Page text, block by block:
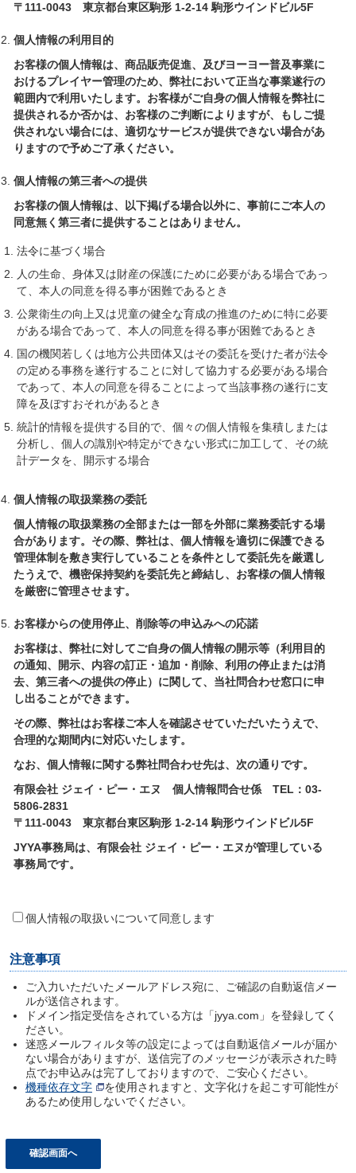
〒111-0043 東京都台東区駒形 1-2-14 駒形ウインドビル5F
個人情報の利用目的
お客様の個人情報は、商品販売促進、及びヨーヨー普及事業に
おけるプレイヤー管理のため、弊社において正当な事業遂行の
範囲内で利用いたします。お客様がご自身の個人情報を弊社に
提供されるか否かは、お客様のご判断によりますが、もしご提
供されない場合には、適切なサービスが提供できない場合があ
りますので予めご了承ください。
個人情報の第三者への提供
お客様の個人情報は、以下掲げる場合以外に、事前にご本人の
同意無く第三者に提供することはありません。
法令に基づく場合
人の生命、身体又は財産の保護にために必要がある場合であっ
て、本人の同意を得る事が困難であるとき
公衆衛生の向上又は児童の健全な育成の推進のために特に必要
がある場合であって、本人の同意を得る事が困難であるとき
国の機関若しくは地方公共団体又はその委託を受けた者が法令
の定める事務を遂行することに対して協力する必要がある場合
であって、本人の同意を得ることによって当該事務の遂行に支
障を及ぼすおそれがあるとき
統計的情報を提供する目的で、個々の個人情報を集積しまたは
分析し、個人の識別や特定ができない形式に加工して、その統
計データを、開示する場合
個人情報の取扱業務の委託
個人情報の取扱業務の全部または一部を外部に業務委託する場
合があります。その際、弊社は、個人情報を適切に保護できる
管理体制を敷き実行していることを条件として委託先を厳選し
たうえで、機密保持契約を委託先と締結し、お客様の個人情報
を厳密に管理させます。
お客様からの使用停止、削除等の申込みへの応諾
お客様は、弊社に対してご自身の個人情報の開示等（利用目的
の通知、開示、内容の訂正・追加・削除、利用の停止または消
去、第三者への提供の停止）に関して、当社問合わせ窓口に申
し出ることができます。
その際、弊社はお客様ご本人を確認させていただいたうえで、
合理的な期間内に対応いたします。
なお、個人情報に関する弊社問合わせ先は、次の通りです。
有限会社 ジェイ・ピー・エヌ 個人情報問合せ係 TEL：03‐
5806-2831
〒111-0043 東京都台東区駒形 1-2-14 駒形ウインドビル5F
JYYA事務局は、有限会社 ジェイ・ピー・エヌが管理している
事務局です。
個人情報の取扱いについて同意します
注意事項
ご入力いただいたメールアドレス宛に、ご確認の自動返信メー
ルが送信されます。
ドメイン指定受信をされている方は「jyya.com」を登録してく
ださい。
迷惑メールフィルタ等の設定によっては自動返信メールが届か
ない場合がありますが、送信完了のメッセージが表示された時
点でお申込みは完了しておりますので、ご安心ください。
機種依存文字
を使用されますと、文字化けを起こす可能性が
あるため使用しないでください。